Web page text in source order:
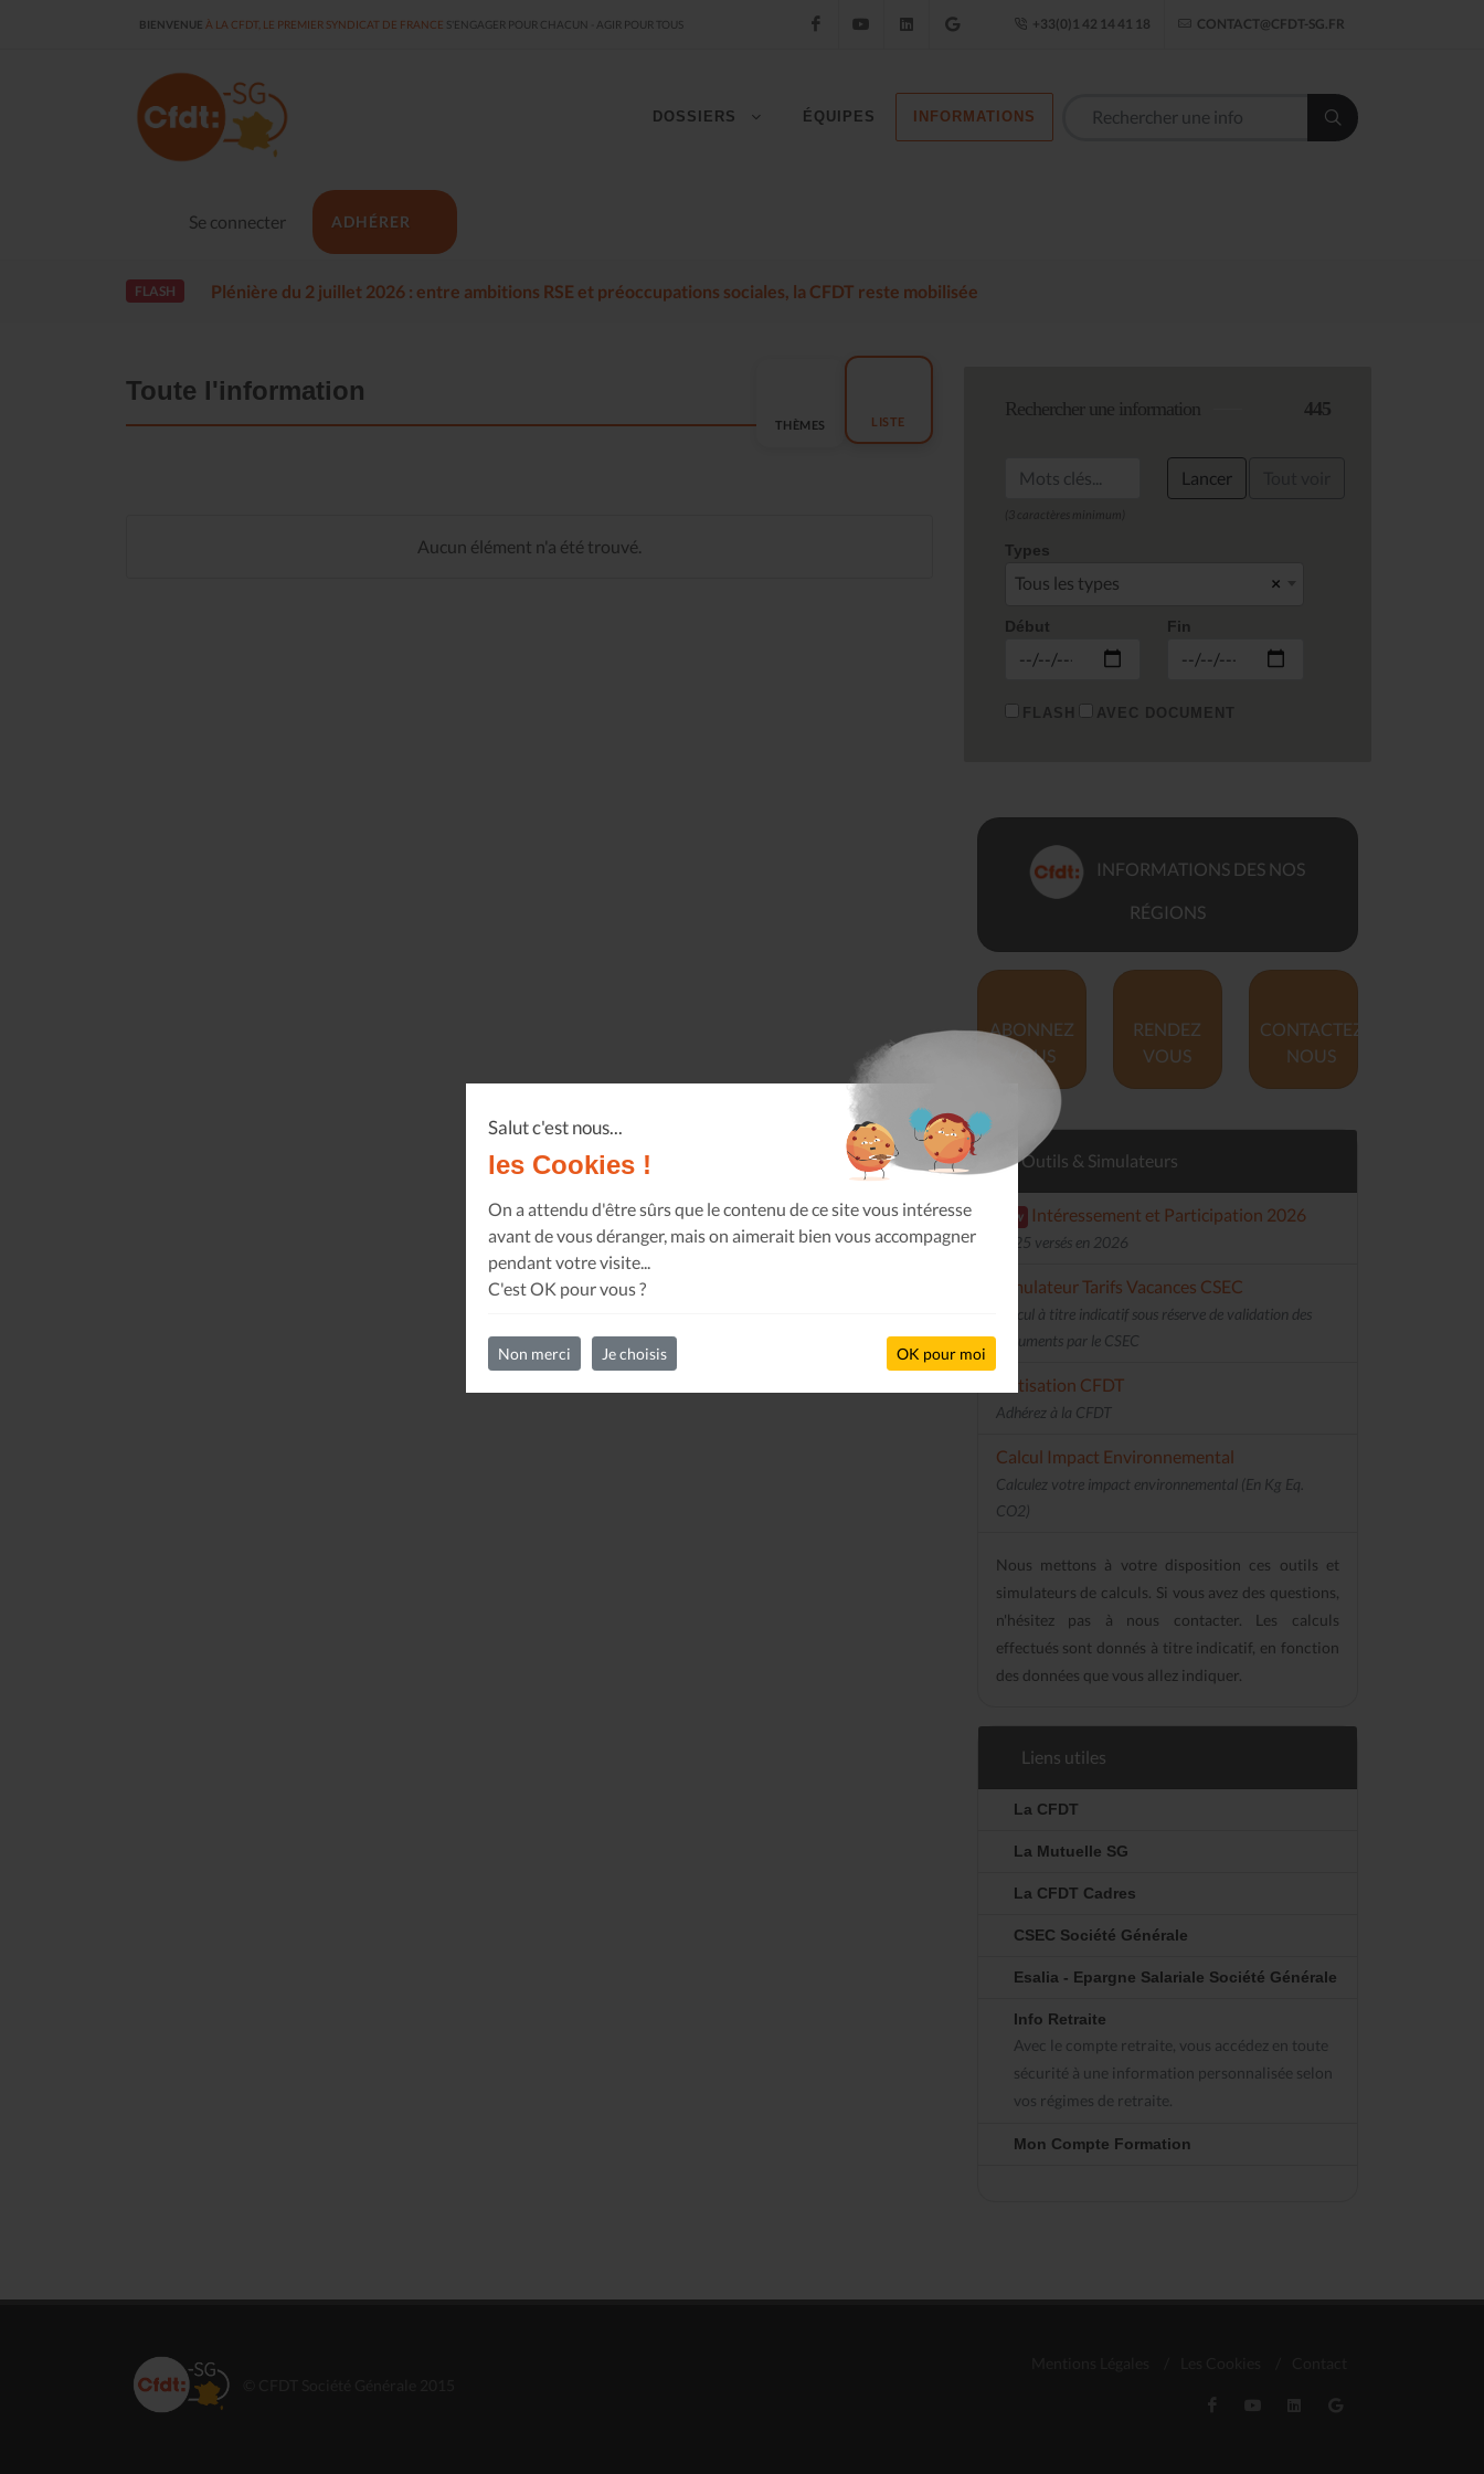
Salut c'est nous...
les Cookies !
On a attendu d'être sûrs que le contenu de ce site vous intéresse
avant de vous déranger, mais on aimerait bien vous accompagner
pendant votre visite...
C'est OK pour vous ?
Non merci Je choisis OK pour moi
BIENVENUE À LA CFDT, LE PREMIER SYNDICAT DE FRANCE S'ENGAGER POUR CHACUN - AGIR POUR TOUS FacebookYouTube LinkedIn Google Établissement
+33(0)1 42 14 41 18 CONTACT@CFDT-SG.FR
Se connecter ADHÉRER
DOSSIERS ÉQUIPES INFORMATIONS
FLASH Plénière du 2 juillet 2026 : entre ambitions RSE et préoccupations sociales, la CFDT reste mobilisée
Toute l'information
THÈMES LISTE
Aucun élément n'a été trouvé.
Rechercher une information 445
Lancer
Types
×
Tous les types
Début Fin
FLASH AVEC DOCUMENT
INFORMATIONS DES NOS
RÉGIONS
ABONNEZ
VOUS
RENDEZ
VOUS
CONTACTEZ
NOUS
Outils & Simulateurs
new Intéressement et Participation 2026
2025 versés en 2026
Simulateur Tarifs Vacances CSEC
Calcul à titre indicatif sous réserve de validation des
documents par le CSEC
Cotisation CFDT
Adhérez à la CFDT
Calcul Impact Environnemental
Calculez votre impact environnemental (En Kg Eq.
CO2)
Nous mettons à votre disposition ces outils et
simulateurs de calculs. Si vous avez des questions,
n'hésitez pas à nous contacter. Les calculs
effectués sont donnés à titre indicatif, en fonction
des données que vous allez indiquer.
Liens utiles
La CFDT
La Mutuelle SG
La CFDT Cadres
CSEC Société Générale
Esalia - Epargne Salariale Société Générale
Info Retraite
Avec le compte retraite, vous accédez en toute
sécurité à une information personnalisée selon
vos régimes de retraite.
Mon Compte Formation